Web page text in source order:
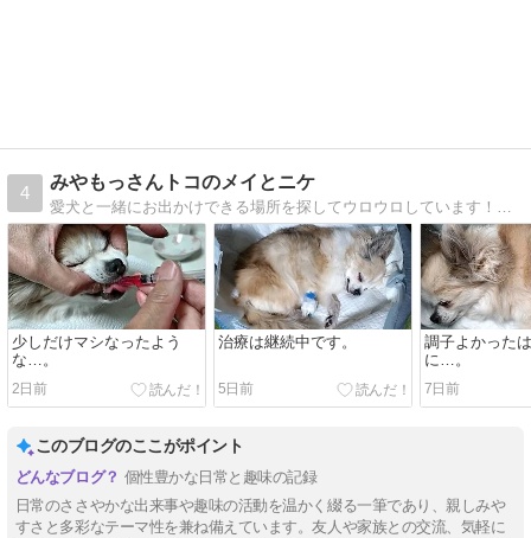
4
みやもっさんトコのメイとニケ
愛犬と一緒にお出かけできる場所を探してウロウロしています！チワワのメイとニケのブログを見て参考になれば幸いです
少しだけマシなったよう
な…。
2日前
治療は継続中です。
5日前
調子よかった
に…。
7日前
このブログのここがポイント
個性豊かな日常と趣味の記録
日常のささやかな出来事や趣味の活動を温かく綴る一筆であり、親しみや
すさと多彩なテーマ性を兼ね備えています。友人や家族との交流、気軽に